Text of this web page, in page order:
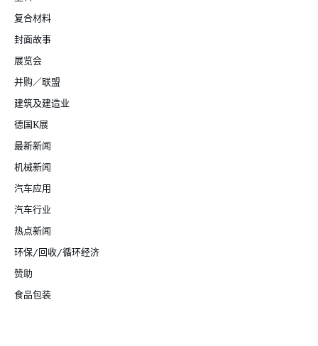
复合材料
封面故事
展览会
并购／联盟
建筑及建造业
德国K展
最新新闻
机械新闻
汽车应用
汽车行业
热点新闻
环保/回收/循环经济
赞助
食品包装